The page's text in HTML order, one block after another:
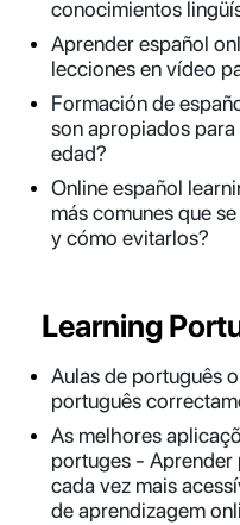
conocimientos
Aprender español
lecciones en vídeo
Formación de
son apropiados
edad?
Online español
más comunes que
y cómo evitarlos?
Learning
Aulas de português
português
As melhores
portuges - Aprender
cada vez mais
de aprendizagem